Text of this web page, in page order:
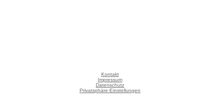
Kontakt
Impressum
Datenschutz
Privatsphäre-Einstellungen